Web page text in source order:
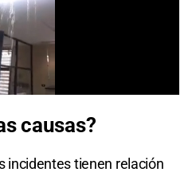
causas?
incidentes tienen relación